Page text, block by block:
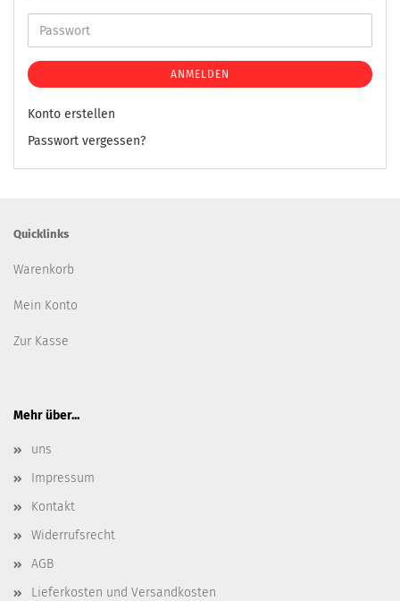
ANMELDEN
Konto erstellen
Passwort vergessen?
Quicklinks
Warenkorb
Mein Konto
Zur Kasse
Mehr über...
uns
Impressum
Kontakt
Widerrufsrecht
AGB
Lieferkosten und Versandkosten